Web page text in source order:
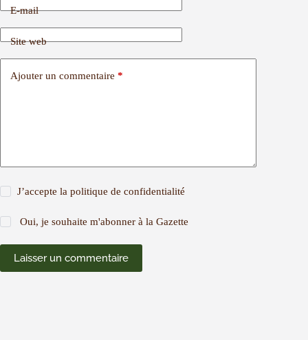
E-mail
Site web
Ajouter un commentaire *
J’accepte lapolitique de confidentialité
Oui, je souhaite m'abonner à la Gazette
Laisser un commentaire